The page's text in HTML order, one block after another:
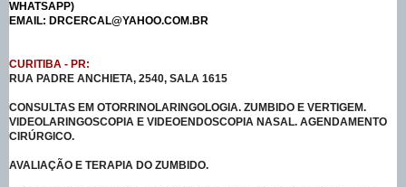
WHATSAPP)
EMAIL: DRCERCAL@YAHOO.COM.BR
CURITIBA - PR:
RUA PADRE ANCHIETA, 2540, SALA 1615
CONSULTAS EM OTORRINOLARINGOLOGIA. ZUMBIDO E VERTIGEM.
VIDEOLARINGOSCOPIA E VIDEOENDOSCOPIA NASAL. AGENDAMENTO
CIRÚRGICO.
AVALIAÇÃO E TERAPIA DO ZUMBIDO.